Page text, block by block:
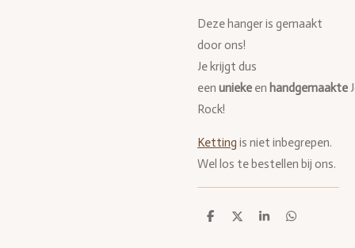
Deze hanger is gemaakt
door ons!
Je krijgt dus
een unieke en handgemaakte
Rock!
Ketting is niet inbegrepen.
Wel los te bestellen bij ons.
D
D
S
D